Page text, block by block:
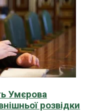
Умєрова
розвідки